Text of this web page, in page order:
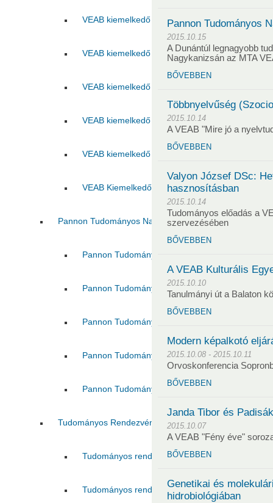
VEAB kiemelkedő ifjú kutatója 2015 VEAB
VEAB kiemelkedő ifjú kutatója 2017 VEAB
VEAB kiemelkedő ifjú kutatója 2019
VEAB kiemelkedő ifjú kutatója 2021
VEAB kiemelkedő ifjú kutatója 2023
VEAB Kiemelkedő Ifjú Kutatója 2025
Pannon Tudományos Nap
Pannon Tudományos Nap 2016
Pannon Tudományos Nap 2018
Pannon Tudományos Nap 2021
Pannon Tudományos Nap 2023 Pannon
Pannon Tudományos Nap 2025
Tudományos Rendezvények Támogatása
Tudományos rendezvények támogatása 2017
Tudományos rendezvények támogatása 2021
Pannon Tudományos
2015.10.15
A Dunántúl legnagyobb
Nagykanizsán az MTA
BŐVEBBEN
Többnyelvűség
2015.10.14
A VEAB "Mire jó a
BŐVEBBEN
Valyon József DSc:
hasznosításban
2015.10.14
Tudományos előadás a
szervezésében
BŐVEBBEN
A VEAB Kulturális
2015.10.10
Tanulmányi út a Balaton
BŐVEBBEN
Modern képalkotó
2015.10.08 - 2015.10.11
Orvoskonferencia
BŐVEBBEN
Janda Tibor és
2015.10.07
A VEAB "Fény éve"
BŐVEBBEN
Genetikai és
hidrobiológiában